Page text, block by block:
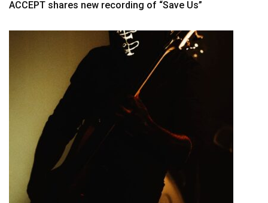
ACCEPT shares new recording of “Save Us”